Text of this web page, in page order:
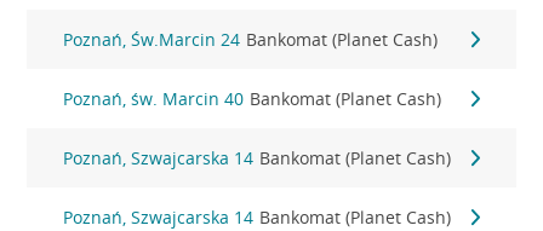
Poznań, Św.Marcin 24 Bankomat (Planet Cash)
Poznań, św. Marcin 40 Bankomat (Planet Cash)
Poznań, Szwajcarska 14 Bankomat (Planet Cash)
Poznań, Szwajcarska 14 Bankomat (Planet Cash)